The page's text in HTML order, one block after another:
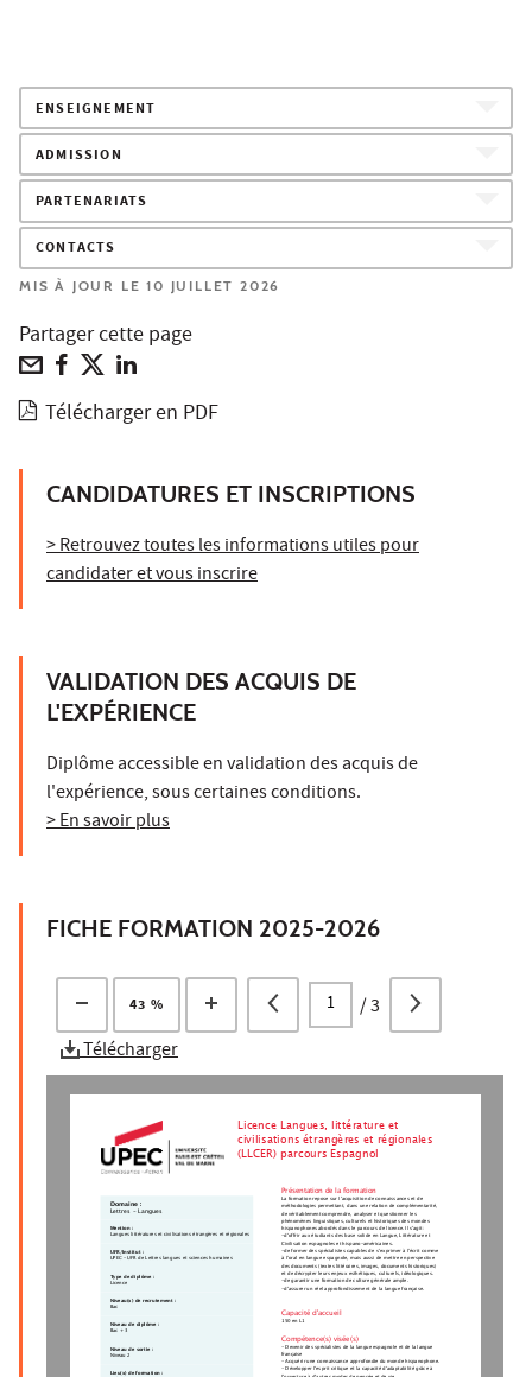
ENSEIGNEMENT
ADMISSION
PARTENARIATS
CONTACTS
MIS À JOUR LE 10 JUILLET 2026
Partager cette page
Télécharger en PDF
CANDIDATURES ET INSCRIPTIONS
> Retrouvez toutes les informations utiles pour
candidater et vous inscrire
VALIDATION DES ACQUIS DE
L'EXPÉRIENCE
Diplôme accessible en validation des acquis de
l'expérience, sous certaines conditions.
> En savoir plus
FICHE FORMATION 2025-2026
43 % /3
Télécharger
Licence Langues, littérature et
civilisations étrangères et régionales
(LLCER) parcours Espagnol
Présentation de la formation
La formation repose sur l'acquisition de connaissances et de
méthodologies permettant, dans une relation de complémentarité,
de véritablement comprendre, analyser et questionner les
phénomènes linguistiques, culturels et historiques des mondes
hispanophones abordés dans le parcours de licence. Il s'agit:
-d'offrir aux étudiants des base solide en Langue, Littérature et
Civilisation espagnoles et hispano-américaines.
-de former des spécialistes capables de s’exprimer à l’écrit comme
à l’oral en langue espagnole, mais aussi de mettre en perspective
des documents (textes littéraires, images, documents historiques)
et de décrypter leurs enjeux esthétiques, culturels, idéologiques.
-de garantir une formation de culture générale ample.
-d'assurer un réel approfondissement de la langue française.
Capacité d'accueil
150 en L1
Compétence(s) visée(s)
- Devenir des spécialistes de la langue espagnole et de la langue
française
- Acquérir une connaissance approfondie du monde hispanophone.
- Développer l'esprit critique et la capacité d'adaptabilité grâce à
Domaine :
Lettres - Langues
Mention :
Langues littératures et civilisations étrangères et régionales
UFR/Institut :
UPEC - UFR de Lettres langues et sciences humaines
Type de diplôme :
Licence
Niveau(x) de recrutement :
Bac
Niveau de diplôme :
Bac + 3
Niveau de sortie :
Niveau 2
Lieu(x) de formation :